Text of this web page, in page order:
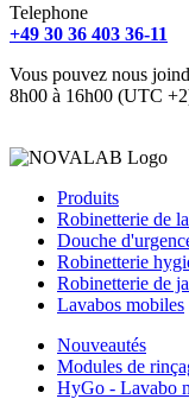
Telephone
+49 30 36 403 36-11
Vous pouvez nous
8h00 à 16h00 (UTC
Produits
Robinetterie de
Douche
Robinetterie
Robinetterie de
Lavabos mobiles
Nouveautés
Modules de
HyGo - Lavabo